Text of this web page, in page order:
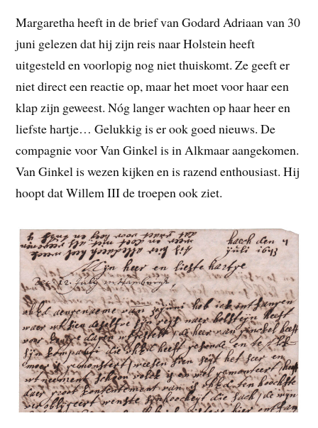
Margaretha heeft in de brief van Godard Adriaan van 30
juni gelezen dat hij zijn reis naar Holstein heeft
uitgesteld en voorlopig nog niet thuiskomt. Ze geeft er
niet direct een reactie op, maar het moet voor haar een
klap zijn geweest. Nóg langer wachten op haar heer en
liefste hartje… Gelukkig is er ook goed nieuws. De
compagnie voor Van Ginkel is in Alkmaar aangekomen.
Van Ginkel is wezen kijken en is razend enthousiast. Hij
hoopt dat Willem III de troepen ook ziet.